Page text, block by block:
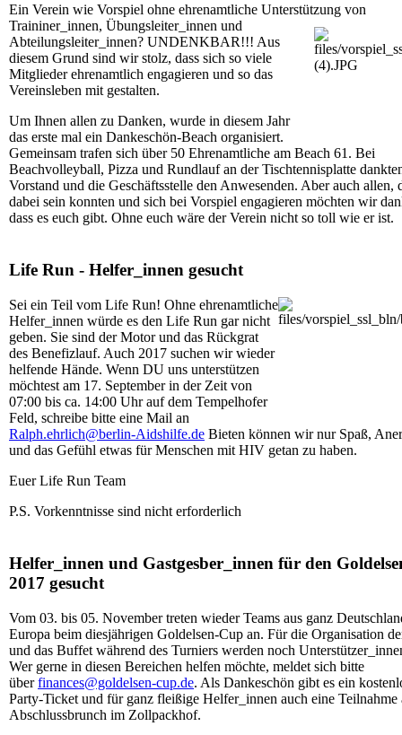
Ein Verein wie Vorspiel ohne ehrenamtliche Unterstützung von
Traininer_innen, Übungsleiter_innen und
Abteilungsleiter_innen? UNDENKBAR!!! Aus
diesem Grund sind wir stolz, dass sich so viele
Mitglieder ehrenamtlich engagieren und so das
Vereinsleben mit gestalten.
Um Ihnen allen zu Danken, wurde in diesem Jahr
das erste mal ein Dankeschön-Beach organisiert.
Gemeinsam trafen sich über 50 Ehrenamtliche am Beach 61. Bei
Beachvolleyball, Pizza und Rundlauf an der Tischtennisplatte
Vorstand und die Geschäftsstelle den Anwesenden. Aber auch allen,
dabei sein konnten und sich bei Vorspiel engagieren möchten wir
dass es euch gibt. Ohne euch wäre der Verein nicht so toll wie er ist.
Life Run - Helfer_innen gesucht
Sei ein Teil vom Life Run! Ohne ehrenamtliche
Helfer_innen würde es den Life Run gar nicht
geben. Sie sind der Motor und das Rückgrat
des Benefizlauf. Auch 2017 suchen wir wieder
helfende Hände. Wenn DU uns unterstützen
möchtest am 17. September in der Zeit von
07:00 bis ca. 14:00 Uhr auf dem Tempelhofer
Feld, schreibe bitte eine Mail an
Ralph.ehrlich@berlin-Aidshilfe.de Bieten können wir nur Spaß,
und das Gefühl etwas für Menschen mit HIV getan zu haben.
Euer Life Run Team
P.S. Vorkenntnisse sind nicht erforderlich
Helfer_innen und Gastgesber_innen für den
2017 gesucht
Vom 03. bis 05. November treten wieder Teams aus ganz
Europa beim diesjährigen Goldelsen-Cup an. Für die Organisation
und das Buffet während des Turniers werden noch
Wer gerne in diesen Bereichen helfen möchte, meldet sich bitte
überfinances@goldelsen-cup.de. Als Dankeschön gibt es ein
Party-Ticket und für ganz fleißige Helfer_innen auch eine Teilnahme
Abschlussbrunch im Zollpackhof.